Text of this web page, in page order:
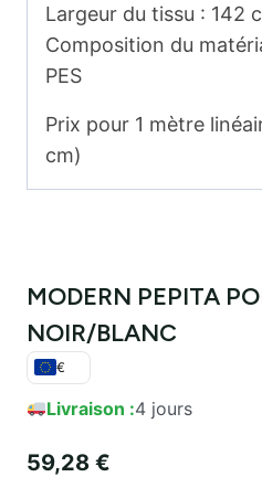
Largeur du tissu : 142
Composition du
PES
Prix pour 1 mètre
cm)
MODERN PEPITA
NOIR/BLANC
€
Livraison :4 jours
59,28 €